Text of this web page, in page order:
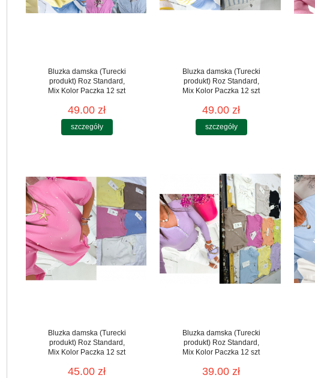
Bluzka damska (Turecki
produkt) Roz Standard,
Mix Kolor Paczka 12 szt
49.00 zł
szczegóły
Bluzka damska (Turecki
produkt) Roz Standard,
Mix Kolor Paczka 12 szt
49.00 zł
szczegóły
Bluzka damska (Turecki
produkt) Roz Standard,
Mix Kolor Paczka 12 szt
45.00 zł
Bluzka damska (Turecki
produkt) Roz Standard,
Mix Kolor Paczka 12 szt
39.00 zł